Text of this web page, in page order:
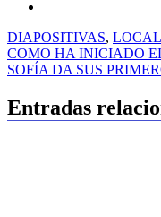
DIAPOSITIVAS,
Navegación
de
entradas
COMO HA INICIADO
SOFÍA DA SUS
Entradas